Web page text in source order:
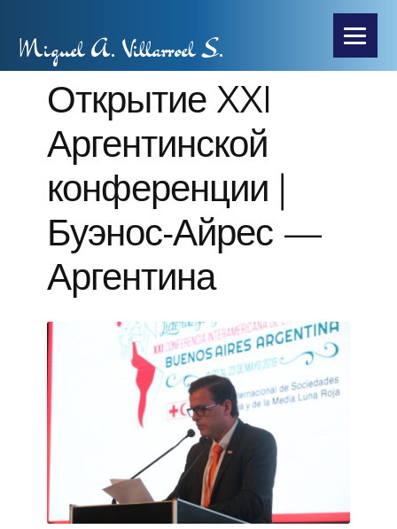
Miguel A. Villarroel S.
Открытие XXI
Аргентинской
конференции |
Буэнос-Айрес —
Аргентина